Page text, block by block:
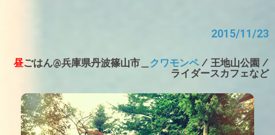
2015/11/23
昼ごはん@兵庫県丹波篠山市＿ クワモンペ/ 王地山公園 /
ライダースカフェなど